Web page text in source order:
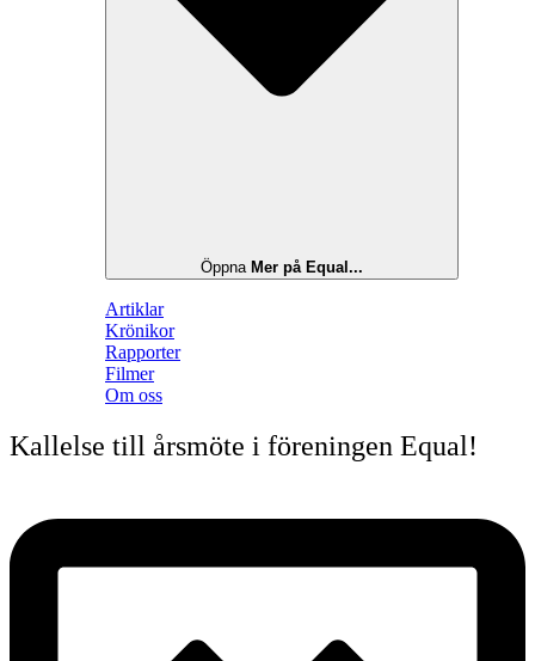
Öppna Mer på Equal...
Artiklar
Krönikor
Rapporter
Filmer
Om oss
Kallelse till årsmöte i föreningen Equal!